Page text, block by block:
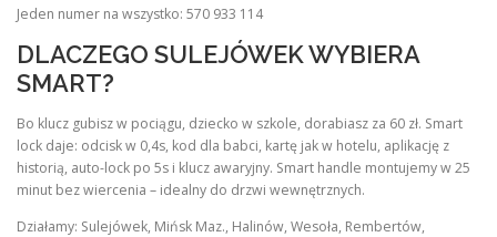
Jeden numer na wszystko: 570 933 114
DLACZEGO SULEJÓWEK WYBIERA
SMART?
Bo klucz gubisz w pociągu, dziecko w szkole, dorabiasz za 60 zł. Smart
lock daje: odcisk w 0,4s, kod dla babci, kartę jak w hotelu, aplikację z
historią, auto-lock po 5s i klucz awaryjny. Smart handle montujemy w 25
minut bez wiercenia – idealny do drzwi wewnętrznych.
Działamy: Sulejówek, Mińsk Maz., Halinów, Wesoła, Rembertów,